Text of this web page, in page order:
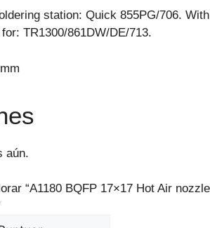
station: Quick 855PG/706. With
TR1300/861DW/DE/713.
aún.
“A1180 BQFP 17×17 Hot Air nozzle